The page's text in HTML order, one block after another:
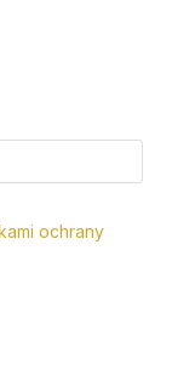
ochrany